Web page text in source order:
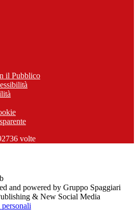
il Pubblico
volte
and powered by Gruppo Spaggiari
& New Social Media